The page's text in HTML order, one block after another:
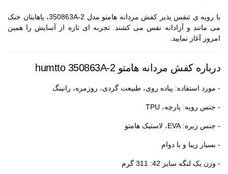
با رویه ی تنفس پذیر کفش مردانه هامتو مدل 350863A-2، پاهایتان خنک
می مانند و آزادانه نفس می کشند. تجربه ای تازه از آسایش را همین
امروز آغاز نمایید.
درباره کفش مردانه هامتو humtto 350863A-2
- مورد استفاده: پیاده روی، طبیعت گردی، روزمره، رانینگ
- جنس رویه: پارچه، TPU
- جنس زیره: EVA، لاستیک هامتو
- بسیار زیبا و با دوام
- وزن یک لنگه سایز 42: 311 گرم